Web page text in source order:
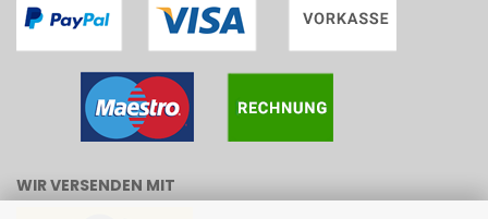
WIR VERSENDEN MIT